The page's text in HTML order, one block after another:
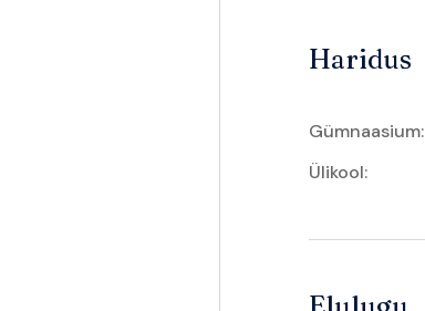
Haridus
Gümnaasium:
Ülikool: